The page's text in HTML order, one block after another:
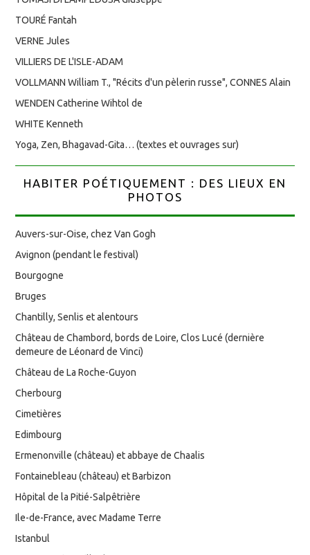
TOURÉ Fantah
VERNE Jules
VILLIERS DE L'ISLE-ADAM
VOLLMANN William T., "Récits d'un pèlerin russe", CONNES Alain
WENDEN Catherine Wihtol de
WHITE Kenneth
Yoga, Zen, Bhagavad-Gita… (textes et ouvrages sur)
HABITER POÉTIQUEMENT : DES LIEUX EN
PHOTOS
Auvers-sur-Oise, chez Van Gogh
Avignon (pendant le festival)
Bourgogne
Bruges
Chantilly, Senlis et alentours
Château de Chambord, bords de Loire, Clos Lucé (dernière
demeure de Léonard de Vinci)
Château de La Roche-Guyon
Cherbourg
Cimetières
Edimbourg
Ermenonville (château) et abbaye de Chaalis
Fontainebleau (château) et Barbizon
Hôpital de la Pitié-Salpêtrière
Ile-de-France, avec Madame Terre
Istanbul